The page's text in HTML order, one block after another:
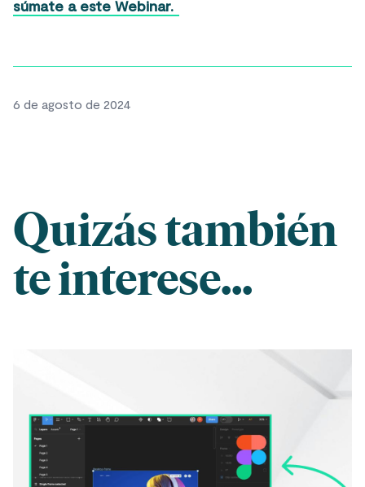
súmate a este Webinar.
6 de agosto de 2024
Quizás también
te interese...